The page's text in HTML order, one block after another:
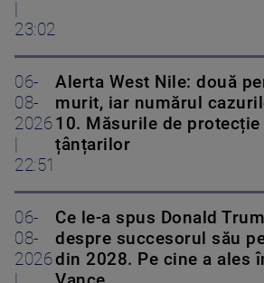
23:02
06-
08-
2026
22:51
Alerta West Nile: două
murit, iar numărul
10. Măsurile de
țânțarilor
06-
08-
2026
Ce le-a spus Donald
despre succesorul său
din 2028. Pe cine a ales